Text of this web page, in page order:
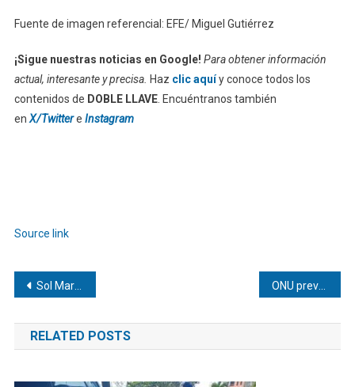
Fuente de imagen referencial: EFE/ Miguel Gutiérrez
¡Sigue nuestras noticias en Google! Para obtener información
actual, interesante y precisa. Haz clic aquíy conoce todos los
contenidos de DOBLE LLAVE. Encuéntranos también
en X/Twittere Instagram
Source link
Navegación
de
entradas
Sol María Sthormes Bolívar | Exposición a Gases Tóxicos en Plataformas: Cómo Afecta la Salud Respiratoria
RELATED POSTS